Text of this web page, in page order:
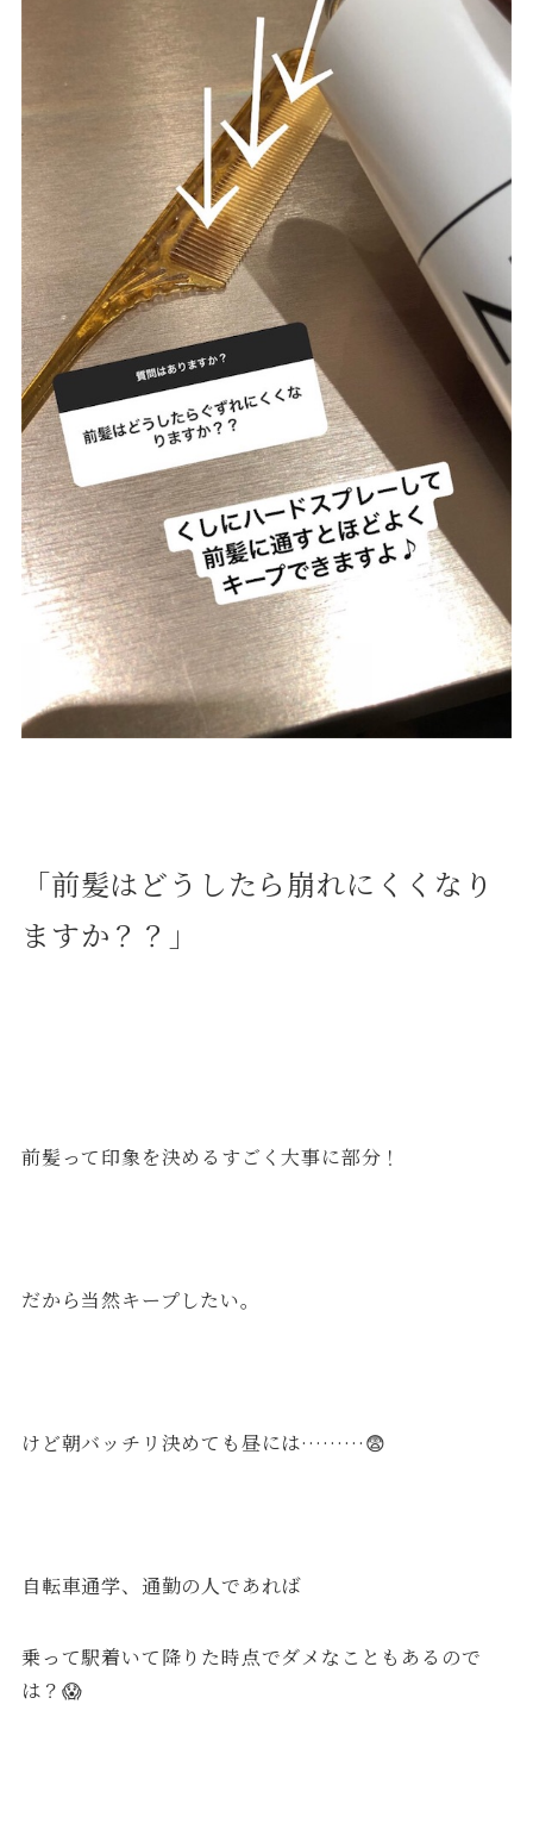
「前髪はどうしたら崩れにくくなり
ますか？？」
前髪って印象を決めるすごく大事に部分！
だから当然キープしたい。
けど朝バッチリ決めても昼には………😨
自転車通学、通勤の人であれば
乗って駅着いて降りた時点でダメなこともあるので
は？😱